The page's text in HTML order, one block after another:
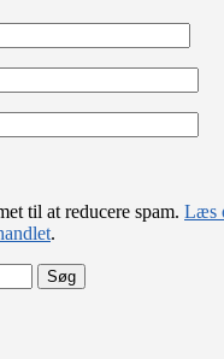
til at reducere spam. Læs
.